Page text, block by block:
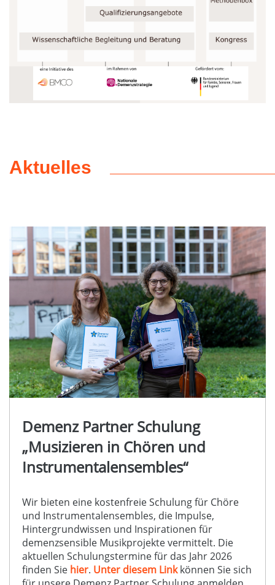
Aktuelles
Demenz Partner Schulung
„Musizieren in Chören und
Instrumentalensembles“
Wir bieten eine kostenfreie Schulung für Chöre
und Instrumentalensembles, die Impulse,
Hintergrundwissen und Inspirationen für
demenzsensible Musikprojekte vermittelt. Die
aktuellen Schulungstermine für das Jahr 2026
finden Sie hier. Unter diesem Linkkönnen Sie sich